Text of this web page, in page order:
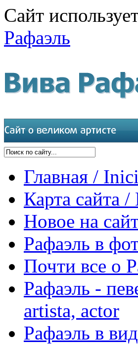
Сайт
Рафаэль
Главная /
Карта сайта
Новое на
Рафаэль в
Почти все о
Рафаэль -
artista, actor
Рафаэль в